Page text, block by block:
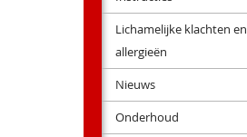
Lichamelijke klachten en
allergieën
Nieuws
Onderhoud